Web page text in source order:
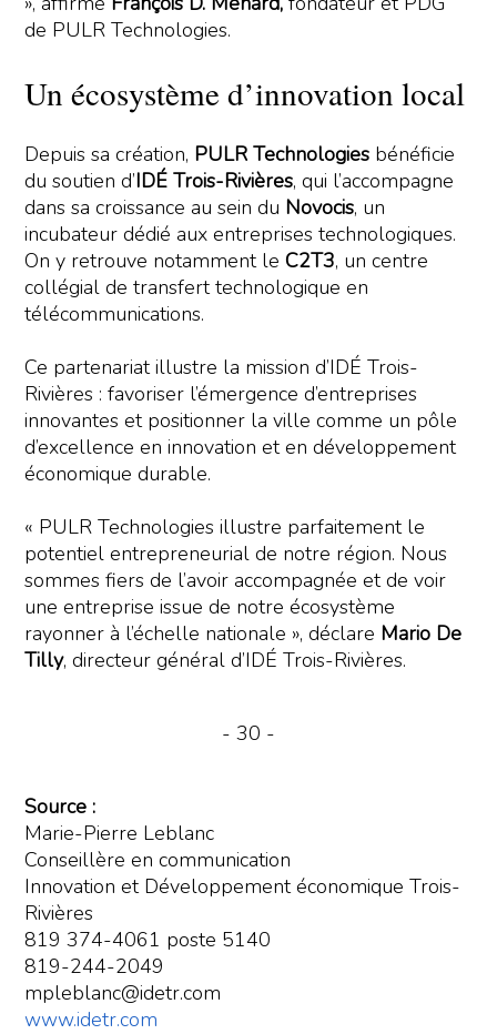
de PULR Technologies.
Un écosystème d’innovation local
Depuis sa création, PULR Technologies bénéficie
du soutien d’IDÉ Trois-Rivières, qui l’accompagne
dans sa croissance au sein du Novocis, un
incubateur dédié aux entreprises technologiques.
On y retrouve notamment leC2T3, un centre
collégial de transfert technologique en
télécommunications.
Ce partenariat illustre la mission d’IDÉ Trois-
Rivières : favoriser l’émergence d’entreprises
innovantes et positionner la ville comme un pôle
d’excellence en innovation et en développement
économique durable.
« PULR Technologies illustre parfaitement le
potentiel entrepreneurial de notre région. Nous
sommes fiers de l’avoir accompagnée et de voir
une entreprise issue de notre écosystème
rayonner à l’échelle nationale », déclare Mario De
Tilly, directeur général d’IDÉ Trois-Rivières.
- 30 -
Source :
Marie-Pierre Leblanc
Conseillère en communication
Innovation et Développement économique Trois-
Rivières
819 374-4061 poste 5140
819-244-2049
mpleblanc@idetr.com
www.idetr.com